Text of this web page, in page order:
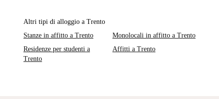
Altri tipi di alloggio a Trento
Stanze in affitto a Trento
Monolocali in affitto a Trento
Residenze per studenti a
Trento
Affitti a Trento